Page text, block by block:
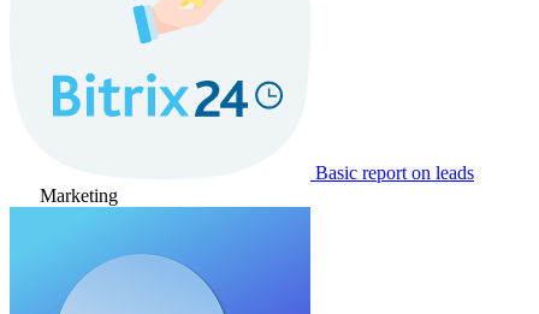
Basic report on leads
Marketing